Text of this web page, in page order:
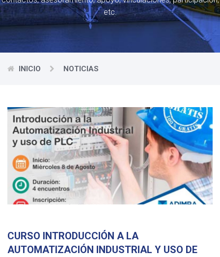
etc.
INICIO NOTICIAS
CURSO INTRODUCCIÓN A LA
AUTOMATIZACIÓN INDUSTRIAL Y USO DE